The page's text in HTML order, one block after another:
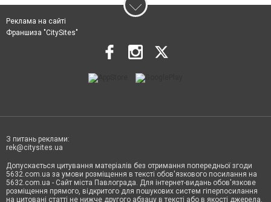
Реклама на сайті
Франшиза "CitySites"
З питань реклами:
rek@citysites.ua
Допускається цитування матеріалів без отримання попередньої згоди
5632.com.ua за умови розміщення в тексті обов'язкового посилання на
5632.com.ua - Сайт міста Павлограда. Для інтернет-видань обов'язкове
розміщення прямого, відкритого для пошукових систем гіперпосилання
на цитовані статті не нижче другого абзацу в тексті або в якості джерела.